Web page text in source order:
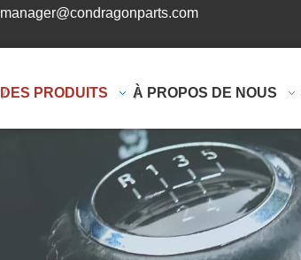
manager@condragonparts.com
DES PRODUITS À PROPOS DE NOUS